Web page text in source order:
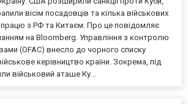
вісім посадовців та кілька військових
з РФ та Китаєм. Про це повідомляє
на Bloomberg. Управління з контролю
(OFAC) внесло до чорного списку
керівництво країни. Зокрема, під
військовий аташе Ку...